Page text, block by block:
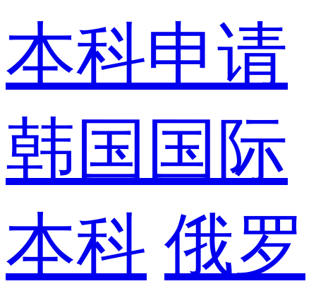
本科申请
韩国国际
本科 俄罗